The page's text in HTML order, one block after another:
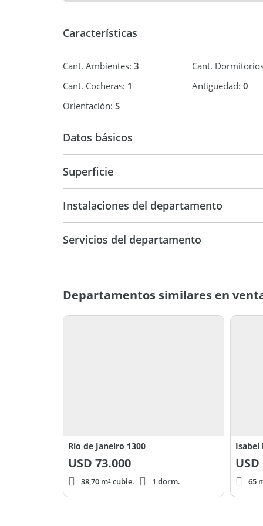
Consúltanos y descubrí tu próximo hogar.
Características
Cant. Ambientes: 3 Cant.
Cant. Cocheras: 1 Antiguedad: 0
Orientación: S
Datos básicos
Superficie
Instalaciones del departamento
Servicios del departamento
Departamentos similares en
Río de Janeiro 1300
USD 73.000
38,70 m² cubie. 1 dorm.
Isabel
USD
65